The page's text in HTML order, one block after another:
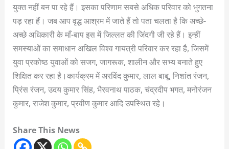
युक्त नहीं बन पा रहे हैं। इसका परिणाम सबसे अधिक परिवार को भुगतना
पड़ रहा हैं। जब आप वृद्ध आश्रम में जाते हैं तो पता चलता है कि अच्छे-
अच्छे अधिकारी के माँ-बाप इस में जिल्लत की जिंदगी जी रहे हैं। इन्हीं
समस्याओं का समाधान अखिल विश्व गायत्री परिवार कर रहा है, जिसमें
युवा प्रकोष्ठ युवाओं को सजग, जागरूक, शालीन और सभ्य बनाते हुए
शिक्षित कर रहा है।कार्यक्रम में अरविंद कुमार, लाल बाबू, निशांत रंजन,
प्रिंस रंजन, उदय कुमार सिंह, भैरवनाथ पाठक, चंद्रदीप भगत, मनोरंजन
कुमार, राजेश कुमार, प्रवीण कुमार आदि उपस्थित रहे।
Share This News